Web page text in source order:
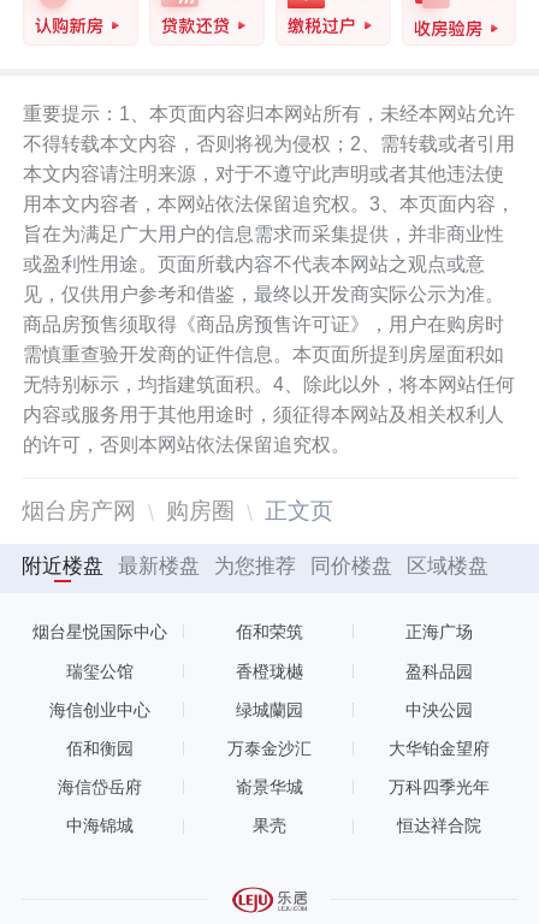
重要提示：1、本页面内容归本网站所有，未经本网站允许
不得转载本文内容，否则将视为侵权；2、需转载或者引用
本文内容请注明来源，对于不遵守此声明或者其他违法使
用本文内容者，本网站依法保留追究权。3、本页面内容，
旨在为满足广大用户的信息需求而采集提供，并非商业性
或盈利性用途。页面所载内容不代表本网站之观点或意
见，仅供用户参考和借鉴，最终以开发商实际公示为准。
商品房预售须取得《商品房预售许可证》，用户在购房时
需慎重查验开发商的证件信息。本页面所提到房屋面积如
无特别标示，均指建筑面积。4、除此以外，将本网站任何
内容或服务用于其他用途时，须征得本网站及相关权利人
的许可，否则本网站依法保留追究权。
烟台房产网 购房圈 正文页
附近楼盘 最新楼盘 为您推荐 同价楼盘 区域楼盘
烟台星悦国际中心 佰和荣筑 正海广场
瑞玺公馆 香橙珑樾 盈科品园
海信创业中心 绿城蘭园 中泱公园
佰和衡园 万泰金沙汇 大华铂金望府
海信岱岳府 嵛景华城 万科四季光年
中海锦城 果壳 恒达祥合院